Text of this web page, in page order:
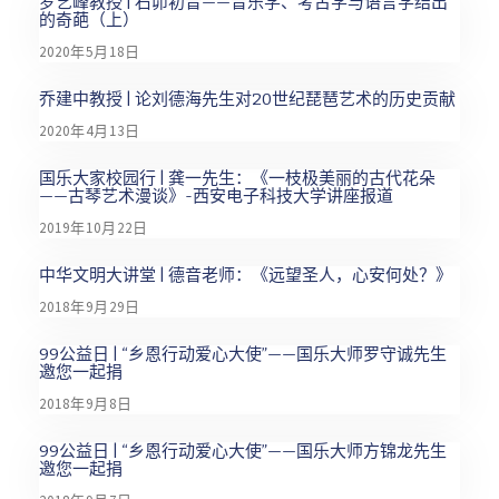
的奇葩（上）
2020年5月18日
乔建中教授 | 论刘德海先生对20世纪琵琶艺术的历史贡献
2020年4月13日
国乐大家校园行 | 龚一先生：《一枝极美丽的古代花朵
——古琴艺术漫谈》-西安电子科技大学讲座报道
2019年10月22日
中华文明大讲堂 | 德音老师：《远望圣人，心安何处？》
2018年9月29日
99公益日 | “乡恩行动爱心大使”——国乐大师罗守诚先生
邀您一起捐
2018年9月8日
99公益日 | “乡恩行动爱心大使”——国乐大师方锦龙先生
邀您一起捐